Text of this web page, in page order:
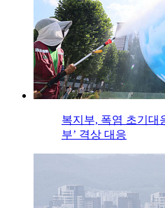
복지부, 폭염 초기
부’ 격상 대응